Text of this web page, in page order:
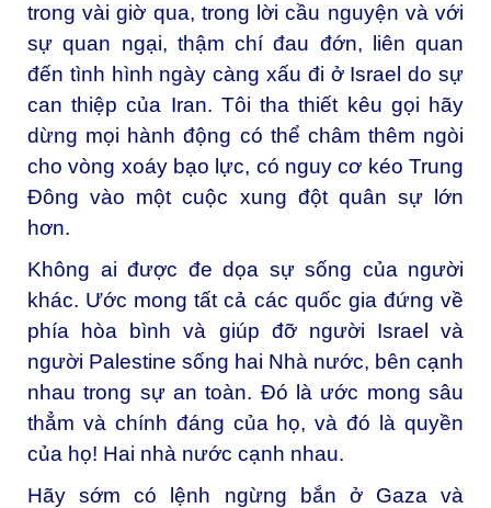
trong vài giờ qua, trong lời cầu nguyện và với
sự quan ngại, thậm chí đau đớn, liên quan
đến tình hình ngày càng xấu đi ở Israel do sự
can thiệp của Iran. Tôi tha thiết kêu gọi hãy
dừng mọi hành động có thể châm thêm ngòi
cho vòng xoáy bạo lực, có nguy cơ kéo Trung
Đông vào một cuộc xung đột quân sự lớn
hơn.
Không ai được đe dọa sự sống của người
khác. Ước mong tất cả các quốc gia đứng về
phía hòa bình và giúp đỡ người Israel và
người Palestine sống hai Nhà nước, bên cạnh
nhau trong sự an toàn. Đó là ước mong sâu
thẳm và chính đáng của họ, và đó là quyền
của họ! Hai nhà nước cạnh nhau.
Hãy sớm có lệnh ngừng bắn ở Gaza và